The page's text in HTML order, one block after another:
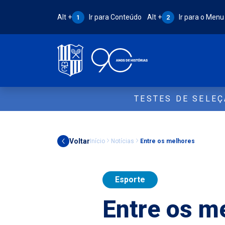
Atalho Alt + 1:
Alt + 1 Ir para Conteúdo Atalho Alt + 2:
Alt + 2 Ir para o Menu
TESTES DE
Voltar Início Notícias Entre os melhores
Esporte
Entre os